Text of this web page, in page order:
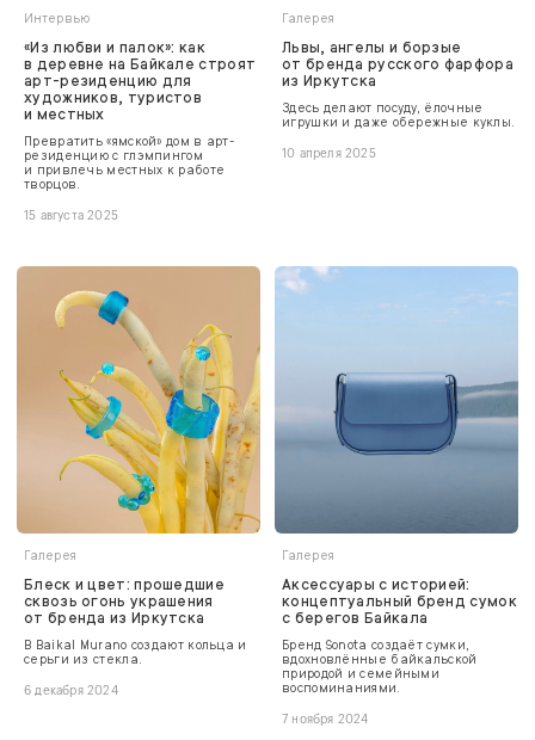
Интервью
«Из любви и палок»: как
в деревне на Байкале строят
арт-резиденцию для
художников, туристов
и местных
Превратить «ямской» дом в арт-
резиденцию с глэмпингом
и привлечь местных к работе
творцов.
15 августа 2025
Галерея
Львы, ангелы и борзые
от бренда русского фарфора
из Иркутска
Здесь делают посуду, ёлочные
игрушки и даже обережные куклы.
10 апреля 2025
Галерея
Блеск и цвет: прошедшие
сквозь огонь украшения
от бренда из Иркутска
В Baikal Murano создают кольца и
серьги из стекла.
6 декабря 2024
Галерея
Аксессуары с историей:
концептуальный бренд сумок
с берегов Байкала
Бренд Sonota создаёт сумки,
вдохновлённые байкальской
природой и семейными
воспоминаниями.
7 ноября 2024